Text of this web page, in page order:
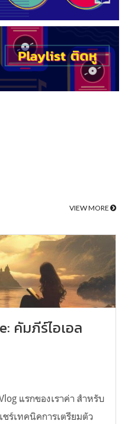
VIEW MORE
คัมภีร์ไอเอล
แรกของเราค่า สำหรับ
ร์เทคนิคการเตรียมตัว